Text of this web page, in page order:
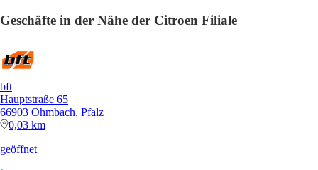
Geschäfte in der Nähe der Citroen Filiale
bft
Hauptstraße 65
66903 Ohmbach, Pfalz
0,03 km
geöffnet